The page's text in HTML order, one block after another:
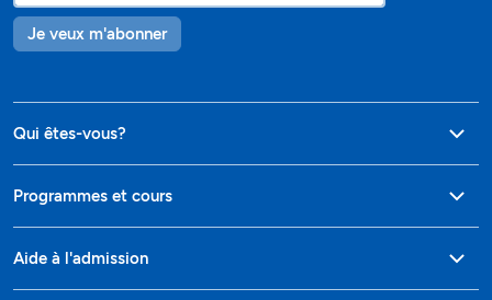
Je veux m'abonner
Qui êtes-vous?
Programmes et cours
Aide à l'admission